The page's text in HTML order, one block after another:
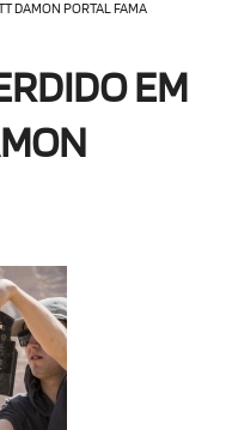
QUERO!
DAMON PORTAL FAMA
EM